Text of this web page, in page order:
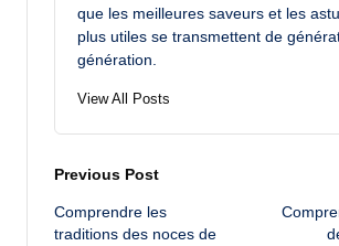
que les meilleures saveurs et les
plus utiles se transmettent de
génération.
View All Posts
Post
navigation
Previous Post
Comprendre les
traditions des noces de